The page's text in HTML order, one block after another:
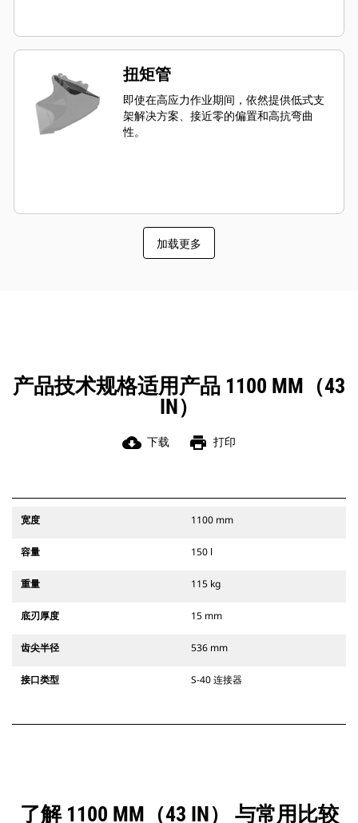
扭矩管
即使在高应力作业期间，依然提供低式支
架解决方案、接近零的偏置和高抗弯曲
性。
加载更多
产品技术规格适用产品 1100 MM（43
IN）
cloud_download 下载 print 打印
宽度 1100 mm
容量 150 l
重量 115 kg
底刃厚度 15 mm
齿尖半径 536 mm
接口类型 S-40 连接器
了解 1100 MM（43 IN） 与常用比较